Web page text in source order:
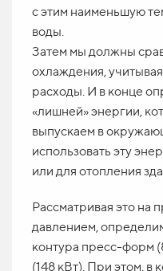
с этим наименьшую
воды.
Затем мы должны
охлаждения,
расходы. И в конце
«лишней» энергии,
выпускаем в
использовать эту
или для отопления
Рассматривая это на
давлением,
контура пресс-форм
(148 кВт). При этом, в